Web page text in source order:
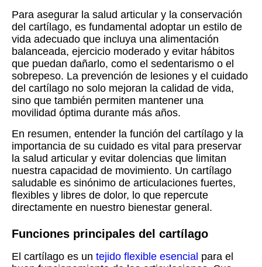
Para asegurar la salud articular y la conservación
del cartílago, es fundamental adoptar un estilo de
vida adecuado que incluya una alimentación
balanceada, ejercicio moderado y evitar hábitos
que puedan dañarlo, como el sedentarismo o el
sobrepeso. La prevención de lesiones y el cuidado
del cartílago no solo mejoran la calidad de vida,
sino que también permiten mantener una
movilidad óptima durante más años.
En resumen, entender la función del cartílago y la
importancia de su cuidado es vital para preservar
la salud articular y evitar dolencias que limitan
nuestra capacidad de movimiento. Un cartílago
saludable es sinónimo de articulaciones fuertes,
flexibles y libres de dolor, lo que repercute
directamente en nuestro bienestar general.
Funciones principales del cartílago
El cartílago es un tejido flexible esencial para el